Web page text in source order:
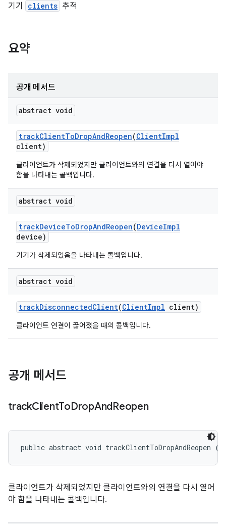
기기 clients 추적
요약
공개 메서드
abstract void
trackClientToDropAndReopen(ClientImpl
client)
클라이언트가 삭제되었지만 클라이언트와의 연결을 다시 열어야
함을 나타내는 콜백입니다.
abstract void
trackDeviceToDropAndReopen(DeviceImpl
device)
기기가 삭제되었음을 나타내는 콜백입니다.
abstract void
trackDisconnectedClient(ClientImpl client)
클라이언트 연결이 끊어졌을 때의 콜백입니다.
공개 메서드
trackClientToDropAndReopen
public abstract void trackClientToDropAndReopen (
클라이언트가 삭제되었지만 클라이언트와의 연결을 다시 열어
야 함을 나타내는 콜백입니다.